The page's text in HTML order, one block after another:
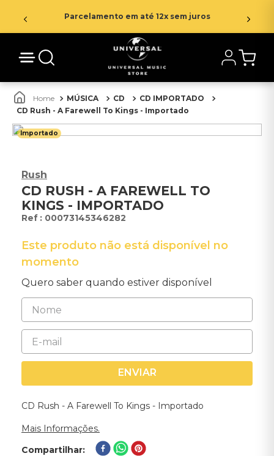
Parcelamento em até 12x sem juros
MÚSICA CD
CD IMPORTADO
CD Rush - A Farewell To Kings - Importado
Importado
Rush
CD RUSH - A FAREWELL TO
KINGS - IMPORTADO
: 00073145346282
Este produto não está disponível no
momento
Quero saber quando estiver disponível
ENVIAR
CD Rush - A Farewell To Kings - Importado
Mais Informações.
Compartilhar